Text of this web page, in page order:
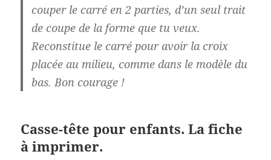
couper le carré en 2 parties, d’un seul trait
de coupe de la forme que tu veux.
Reconstitue le carré pour avoir la croix
placée au milieu, comme dans le modèle du
bas. Bon courage !
Casse-tête pour enfants. La fiche
à imprimer.